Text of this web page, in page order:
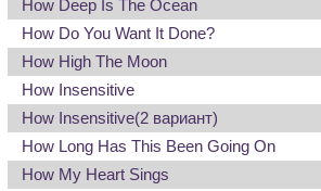
How Deep Is The Ocean
How Do You Want It Done?
How High The Moon
How Insensitive
How Insensitive(2 вариант)
How Long Has This Been Going On
How My Heart Sings